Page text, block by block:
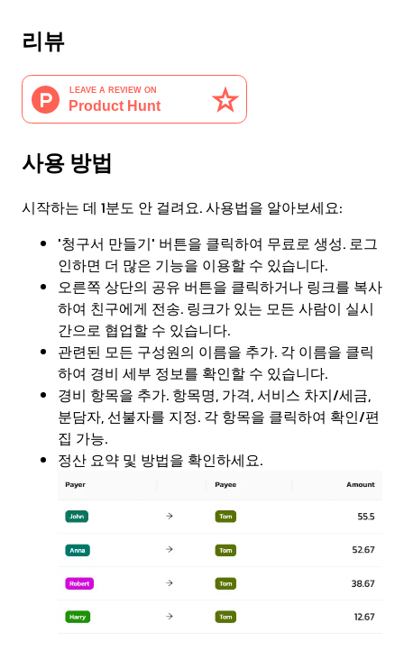
리뷰
사용 방법
시작하는 데 1분도 안 걸려요. 사용법을 알아보세요:
'청구서 만들기' 버튼을 클릭하여 무료로 생성. 로그
인하면 더 많은 기능을 이용할 수 있습니다.
오른쪽 상단의 공유 버튼을 클릭하거나 링크를 복사
하여 친구에게 전송. 링크가 있는 모든 사람이 실시
간으로 협업할 수 있습니다.
관련된 모든 구성원의 이름을 추가. 각 이름을 클릭
하여 경비 세부 정보를 확인할 수 있습니다.
경비 항목을 추가. 항목명, 가격, 서비스 차지/세금,
분담자, 선불자를 지정. 각 항목을 클릭하여 확인/편
집 가능.
정산 요약 및 방법을 확인하세요.